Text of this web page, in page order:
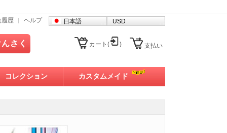
履歴 ヘルプ 日本語 USD
さく カート( ) 支払い
コレクション カスタムメイド